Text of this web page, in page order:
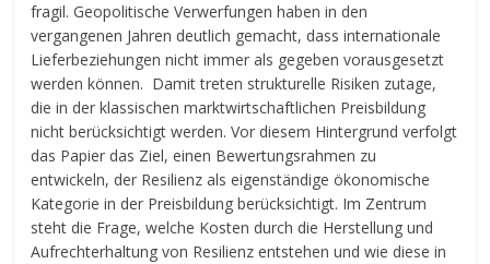
fragil. Geopolitische Verwerfungen haben in den
vergangenen Jahren deutlich gemacht, dass internationale
Lieferbeziehungen nicht immer als gegeben vorausgesetzt
werden können. Damit treten strukturelle Risiken zutage,
die in der klassischen marktwirtschaftlichen Preisbildung
nicht berücksichtigt werden. Vor diesem Hintergrund verfolgt
das Papier das Ziel, einen Bewertungsrahmen zu
entwickeln, der Resilienz als eigenständige ökonomische
Kategorie in der Preisbildung berücksichtigt. Im Zentrum
steht die Frage, welche Kosten durch die Herstellung und
Aufrechterhaltung von Resilienz entstehen und wie diese in